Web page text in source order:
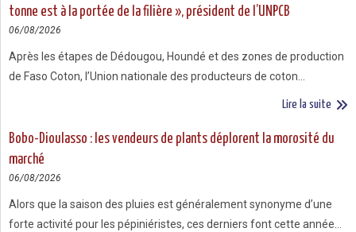
tonne est à la portée de la filière », président de l’UNPCB
06/08/2026
Après les étapes de Dédougou, Houndé et des zones de production
de Faso Coton, l’Union nationale des producteurs de coton…
Lire la suite
Bobo-Dioulasso : les vendeurs de plants déplorent la morosité du
marché
06/08/2026
Alors que la saison des pluies est généralement synonyme d’une
forte activité pour les pépiniéristes, ces derniers font cette année…